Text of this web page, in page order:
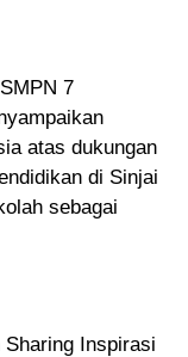
7
atas dukungan
di Sinjai
sebagai
Inspirasi